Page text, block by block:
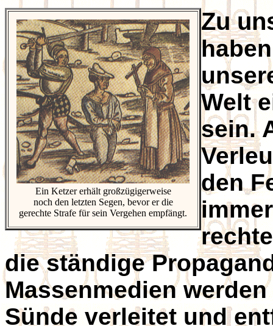
Ein Ketzer erhält großzügigerweise
noch den letzten Segen, bevor er die
gerechte Strafe für sein Vergehen empfängt.
Zu
Welt
sein.
den
die ständige
Massenmedien
Sünde verleitet und